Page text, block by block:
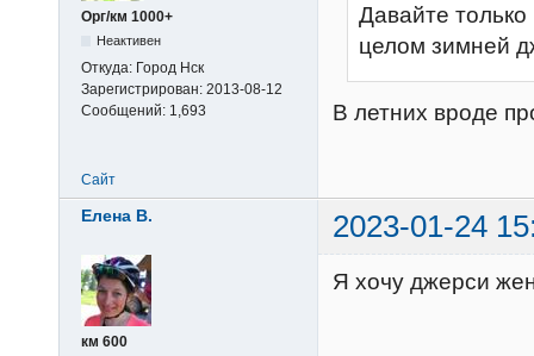
Орг/км 1000+
Неактивен
Откуда: Город Нск
Зарегистрирован: 2013-08-12
Сообщений: 1,693
Давайте
целом зимней
В летних вроде
Сайт
Елена В. 2023-01-24
км 600
Я хочу джерси